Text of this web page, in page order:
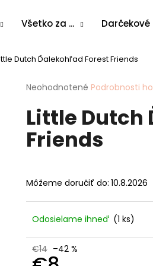
Všetko za ... Darčekové
Dutch Ďalekohľad Forest Friends
Priemerné
produktu
je
0,0
Neohodnotené Podrobnosti
Little Dutch
Friends
Môžeme doručiť do: 10.8.2026
Odosielame ihneď (1 ks)
€14 –42 %
nájsť?
HĽADAŤ